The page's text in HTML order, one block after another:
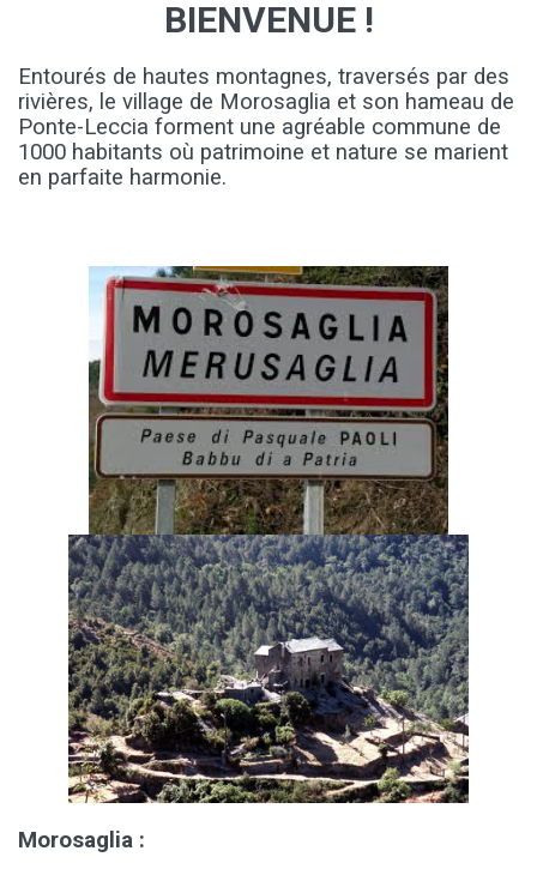
BIENVENUE !
Entourés de hautes montagnes, traversés par des
rivières, le village de Morosaglia et son hameau de
Ponte-Leccia forment une agréable commune de
1000 habitants où patrimoine et nature se marient
en parfaite harmonie.
Morosaglia :